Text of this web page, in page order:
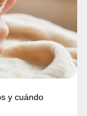
y cuándo